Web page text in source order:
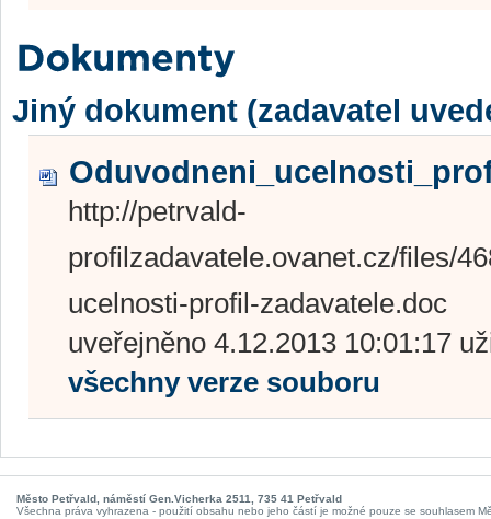
Jiný dokument (zadavatel
http://petrvald-
profilzadavatele.ovanet.cz/files/
ucelnosti-profil-zadavatele.doc
uveřejněno 4.12.2013 10:01:17
všechny verze souboru
Město Petřvald, náměstí Gen.Vicherka 2511, 735 41 Petřvald
Všechna práva vyhrazena - použití obsahu nebo jeho částí je možné pouze se souhlasem